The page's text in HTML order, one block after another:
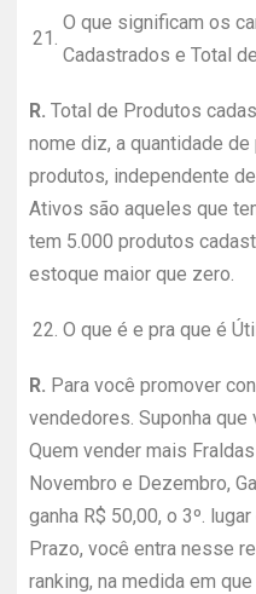
21.
O que significam os
Cadastrados e Total
R. Total de Produtos
nome diz, a quantidade
produtos, independente
Ativos são aqueles que
tem 5.000 produtos
estoque maior que zero.
22. O que é e pra que é
R. Para você promover
vendedores. Suponha que
Quem vender mais
Novembro e Dezembro,
ganha R$ 50,00, o 3º.
Prazo, você entra nesse
ranking, na medida em